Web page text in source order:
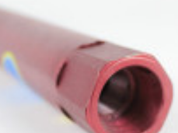
2026
могут отличаться от указанных на сайте, уточняйте
носит справочный характер и не является публичной
проверять наличие желаемых функций и характеристик.